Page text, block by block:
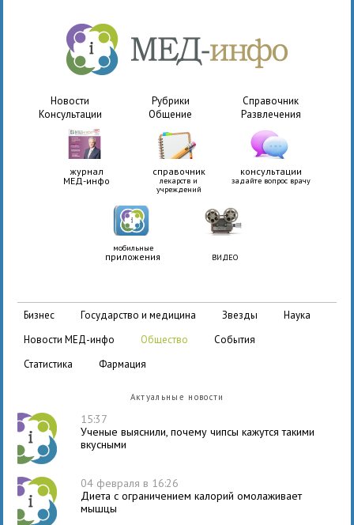
Новости Рубрики
Справочник
Консультации
Общение Развлечения
журнал
МЕД-инфо
справочник
лекарств и
учреждений
консультации
задайте вопрос врачу
мобильные
приложения ВИДЕО
бизнес государство и медицина звезды
наука
новости МЕД-инфо
общество
события
статистика
фармация
Актуальные новости
15:37
Ученые выяснили, почему чипсы кажутся такими
вкусными
04 февраля в 16:26
Диета с ограничением калорий омолаживает
мышцы